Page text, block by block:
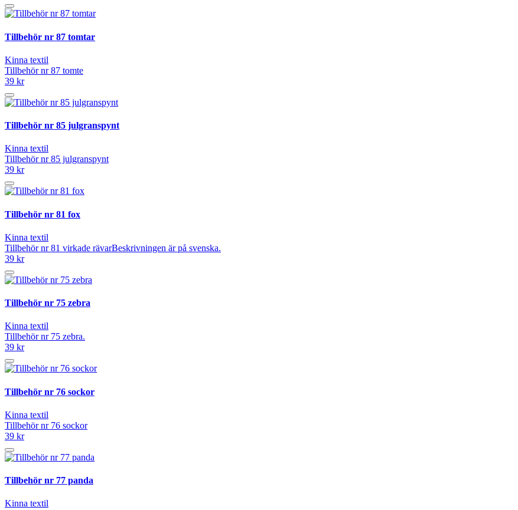
Tillbehör nr 87 tomtar
Kinna textil
Tillbehör nr 87 tomte
39 kr
Tillbehör nr 85 julgranspynt
Kinna textil
Tillbehör nr 85 julgranspynt
39 kr
Tillbehör nr 81 fox
Kinna textil
Tillbehör nr 81 virkade rävarBeskrivningen är på svenska.
39 kr
Tillbehör nr 75 zebra
Kinna textil
Tillbehör nr 75 zebra.
39 kr
Tillbehör nr 76 sockor
Kinna textil
Tillbehör nr 76 sockor
39 kr
Tillbehör nr 77 panda
Kinna textil